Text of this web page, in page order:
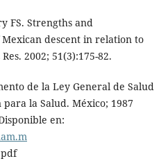
FS. Strengths and
descent in relation to
2002; 51(3):175-82.
de la Ley General de Salud
la Salud. México; 1987
en: